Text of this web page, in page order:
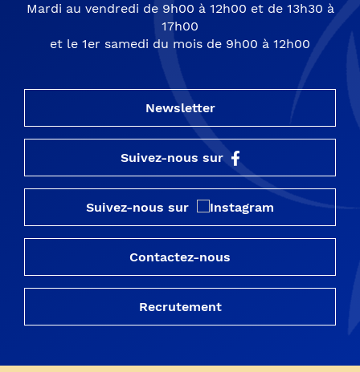
Mardi au vendredi de 9h00 à 12h00 et de 13h30 à
17h00
et le 1er samedi du mois de 9h00 à 12h00
Newsletter
Suivez-nous sur
Suivez-nous sur
Contactez-nous
Recrutement